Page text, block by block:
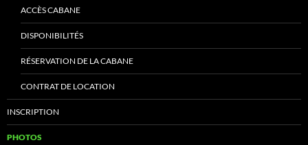
ACCÈS CABANE
DISPONIBILITÉS
RÉSERVATION DE LA CABANE
CONTRAT DE LOCATION
INSCRIPTION
PHOTOS